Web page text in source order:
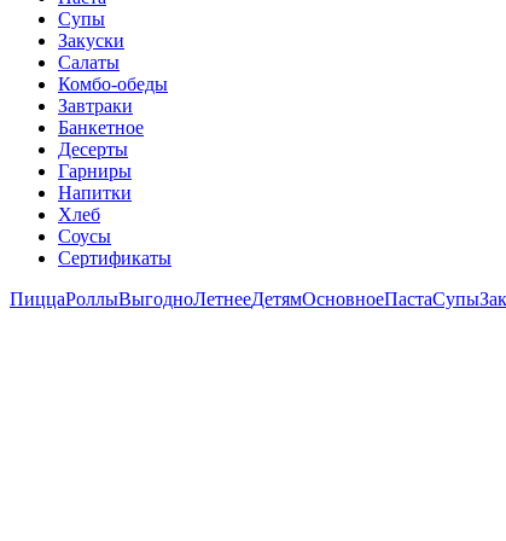
Супы
Закуски
Салаты
Комбо-обеды
Завтраки
Банкетное
Десерты
Гарниры
Напитки
Хлеб
Соусы
Сертификаты
ПиццаРоллыВыгодноЛетнееДетямОсновноеПастаСупы